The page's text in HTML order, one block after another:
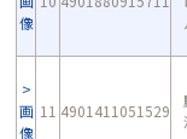
像
画
像
11 4901411051529